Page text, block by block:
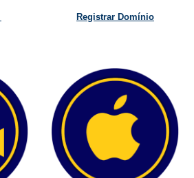
Registrar Domínio